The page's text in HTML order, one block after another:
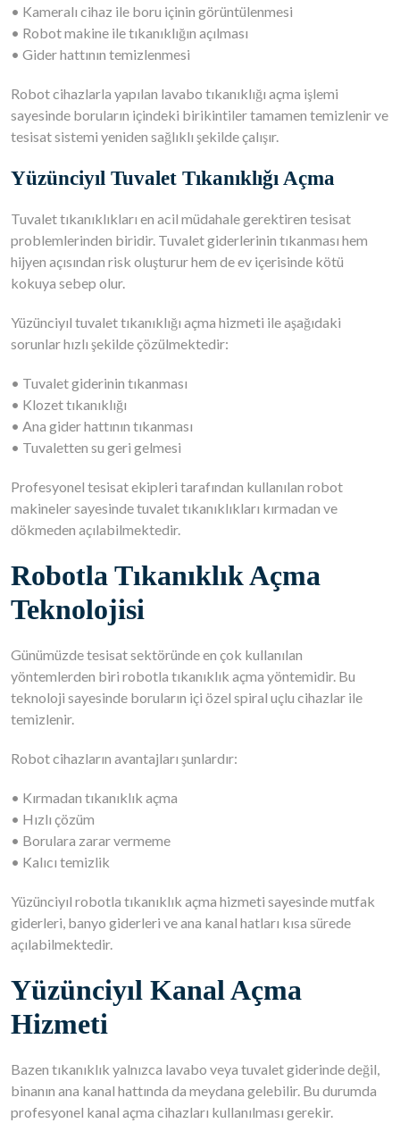
• Kameralı cihaz ile boru içinin görüntülenmesi
• Robot makine ile tıkanıklığın açılması
• Gider hattının temizlenmesi
Robot cihazlarla yapılan lavabo tıkanıklığı açma işlemi
sayesinde boruların içindeki birikintiler tamamen temizlenir ve
tesisat sistemi yeniden sağlıklı şekilde çalışır.
Yüzünciyıl Tuvalet Tıkanıklığı Açma
Tuvalet tıkanıklıkları en acil müdahale gerektiren tesisat
problemlerinden biridir. Tuvalet giderlerinin tıkanması hem
hijyen açısından risk oluşturur hem de ev içerisinde kötü
kokuya sebep olur.
Yüzünciyıl tuvalet tıkanıklığı açma hizmeti ile aşağıdaki
sorunlar hızlı şekilde çözülmektedir:
• Tuvalet giderinin tıkanması
• Klozet tıkanıklığı
• Ana gider hattının tıkanması
• Tuvaletten su geri gelmesi
Profesyonel tesisat ekipleri tarafından kullanılan robot
makineler sayesinde tuvalet tıkanıklıkları kırmadan ve
dökmeden açılabilmektedir.
Robotla Tıkanıklık Açma
Teknolojisi
Günümüzde tesisat sektöründe en çok kullanılan
yöntemlerden biri robotla tıkanıklık açma yöntemidir. Bu
teknoloji sayesinde boruların içi özel spiral uçlu cihazlar ile
temizlenir.
Robot cihazların avantajları şunlardır:
• Kırmadan tıkanıklık açma
• Hızlı çözüm
• Borulara zarar vermeme
• Kalıcı temizlik
Yüzünciyıl robotla tıkanıklık açma hizmeti sayesinde mutfak
giderleri, banyo giderleri ve ana kanal hatları kısa sürede
açılabilmektedir.
Yüzünciyıl Kanal Açma
Hizmeti
Bazen tıkanıklık yalnızca lavabo veya tuvalet giderinde değil,
binanın ana kanal hattında da meydana gelebilir. Bu durumda
profesyonel kanal açma cihazları kullanılması gerekir.